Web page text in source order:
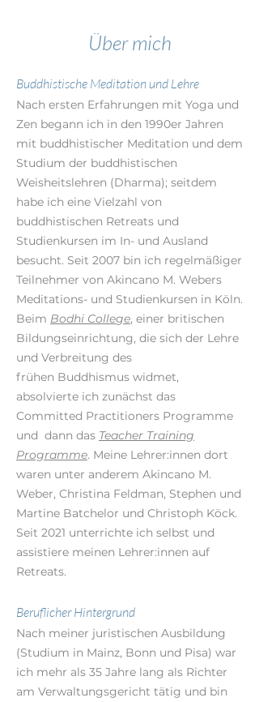
Über mich
Buddhistische Meditation und Lehre
Nach ersten Erfahrungen mit Yoga und
Zen begann ich in den 1990er Jahren
mit buddhistischer Meditation und dem
Studium der buddhistischen
Weisheitslehren (Dharma); seitdem
habe ich eine Vielzahl von
buddhistischen Retreats und
Studienkursen im In- und Ausland
besucht. Seit 2007 bin ich regelmäßiger
Teilnehmer von Akincano M. Webers
Meditations- und Studienkursen in Köln.
Beim Bodhi College, einer britischen
Bildungseinrichtung, die sich der Lehre
und Verbreitung des
frühen Buddhismus widmet,
absolvierte ich zunächst das
Committed Practitioners Programme
und dann das Teacher Training
Programme. Meine Lehrer:innen dort
waren unter anderem Akincano M.
Weber, Christina Feldman, Stephen und
Martine Batchelor und Christoph Köck.
Seit 2021 unterrichte ich selbst und
assistiere meinen Lehrer:innen auf
Retreats.
Beruflicher Hintergrund
Nach meiner juristischen Ausbildung
(Studium in Mainz, Bonn und Pisa) war
ich mehr als 35 Jahre lang als Richter
am Verwaltungsgericht tätig und bin